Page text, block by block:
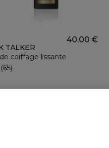
TALKER
coiffage lissante
40,00 €
65